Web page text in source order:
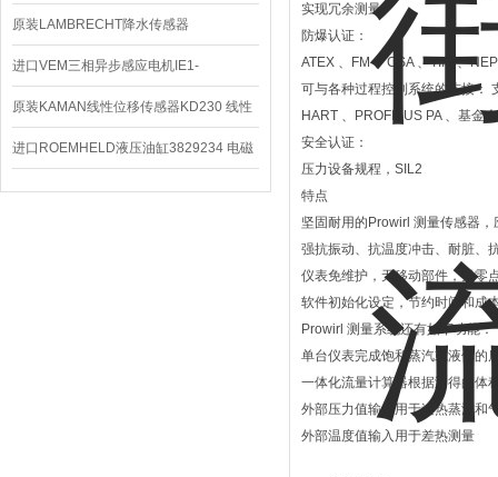
泵价格
原装LAMBRECHT降水传感器
00.14575.20气象仪
进口VEM三相异步感应电机IE1-
K21R80G4马达
原装KAMAN线性位移传感器KD230 线性
编码器
进口ROEMHELD液压油缸3829234 电磁
阀定位器
实现冗余测量。
防爆认证：
ATEX 、FM 、CSA 、TIIS 、
可与各种过程控制系统的连接：
HART 、PROFIBUS PA 、基金
安全认证：
压力设备规程，SIL2
特点
坚固耐用的Prowirl 测量传感器
强抗振动、抗温度冲击、耐脏、
仪表免维护，无移动部件，无零
软件初始化设定，节约时间和成
Prowirl 测量系统还有如下功能：
单台仪表完成饱和蒸汽或液体的
一体化流量计算器根据测得的体
外部压力值输入用于过热蒸汽和
外部温度值输入用于差热测量